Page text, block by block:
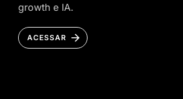
growth e IA.
ACESSAR